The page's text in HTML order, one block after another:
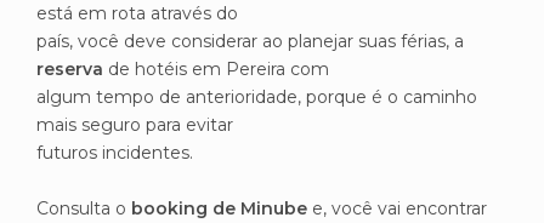
está em rota através do
país, você deve considerar ao planejar suas férias, a
reserva de hotéis em Pereira com
algum tempo de anterioridade, porque é o caminho
mais seguro para evitar
futuros incidentes.
Consulta o booking de Minube e, você vai encontrar